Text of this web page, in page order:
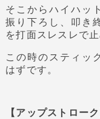
そこからハイハッ
振り下ろし、叩き
を打面スレスレで止
この時のスティッ
はずです。
【アップストローク